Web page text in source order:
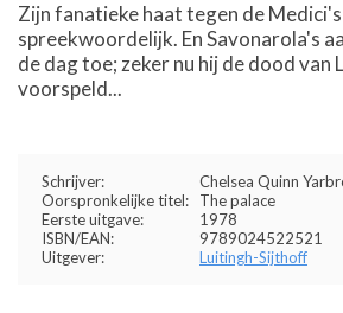
Zijn fanatieke haat tegen de Medici's
spreekwoordelijk. En Savonarola's
de dag toe; zeker nu hij de dood van
voorspeld...
Schrijver:
Chelsea Quinn
Oorspronkelijke titel:
The palace
Eerste uitgave:
1978
ISBN/EAN:
9789024522521
Uitgever:
Luitingh-Sijthoff